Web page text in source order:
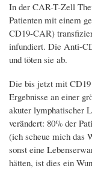
In der CAR-T-Zell
Patienten mit einem
CD19-CAR)
infundiert. Die Anti-
und töten sie ab.
Die bis jetzt mit
Ergebnisse an einer
akuter lymphatischer
verändert: 80% der
(ich scheue mich das
sonst eine
hätten, ist dies ein